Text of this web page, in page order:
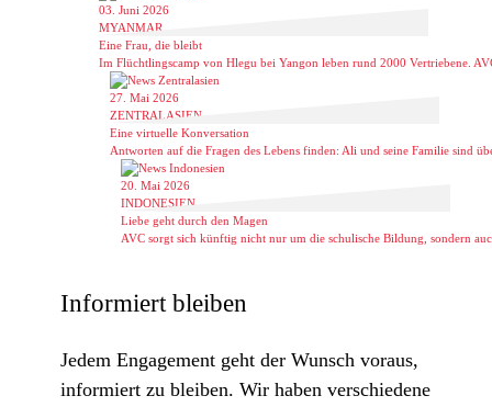
03. Juni 2026
MYANMAR
Eine Frau, die bleibt
Im Flüchtlingscamp von Hlegu bei Yangon leben rund 2000 Vertriebene.
27. Mai 2026
ZENTRALASIEN
Eine virtuelle Konversation
Antworten auf die Fragen des Lebens finden: Ali und seine Familie sind
20. Mai 2026
INDONESIEN
Liebe geht durch den Magen
AVC sorgt sich künftig nicht nur um die schulische Bildung, sondern
Informiert bleiben
Jedem Engagement geht der Wunsch voraus,
informiert zu bleiben. Wir haben verschiedene